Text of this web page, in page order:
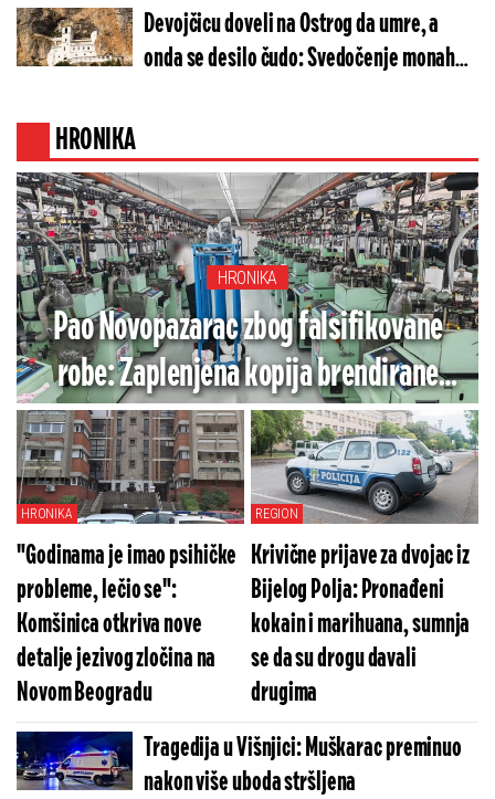
Devojčicu doveli na Ostrog da umre, a
onda se desilo čudo: Svedočenje monaha o
HRONIKA
HRONIKA
Pao Novopazarac zbog falsifikovane
robe: Zaplenjena kopija brendirane
robe vredna više od 13,6 miliona dinara
HRONIKA
"Godinama je imao psihičke
probleme, lečio se":
Komšinica otkriva nove
detalje jezivog zločina na
Novom Beogradu
REGION
Krivične prijave za dvojac iz
Bijelog Polja: Pronađeni
kokain i marihuana, sumnja
se da su drogu davali
drugima
Tragedija u Višnjici: Muškarac preminuo
nakon više uboda stršljena